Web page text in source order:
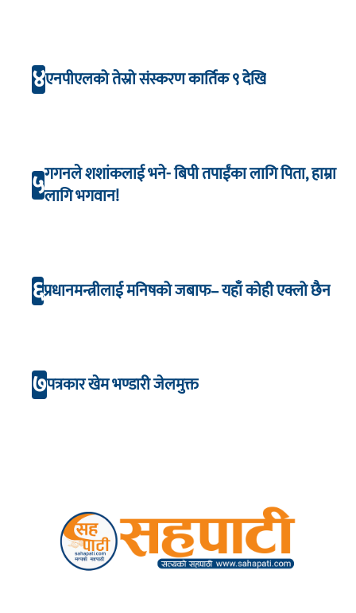
४एनपीएलको तेस्रो संस्करण कार्तिक ९ देखि
५गगनले शशांकलाई भने- बिपी तपाईंका लागि पिता, हाम्रा
लागि भगवान!
६प्रधानमन्त्रीलाई मनिषको जबाफ– यहाँ कोही एक्लो छैन
७पत्रकार खेम भण्डारी जेलमुक्त